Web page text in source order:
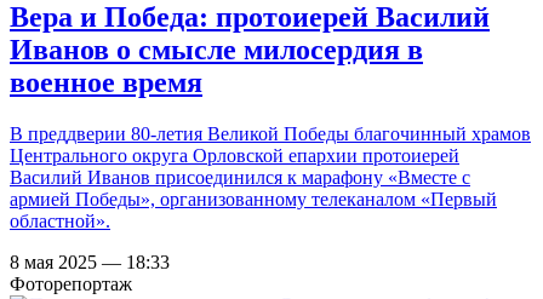
Вера и Победа: протоиерей Василий
Иванов о смысле милосердия в
военное время
В преддверии 80-летия Великой Победы благочинный храмов
Центрального округа Орловской епархии протоиерей
Василий Иванов присоединился к марафону «Вместе с
армией Победы», организованному телеканалом «Первый
областной».
8 мая 2025 — 18:33
Фоторепортаж